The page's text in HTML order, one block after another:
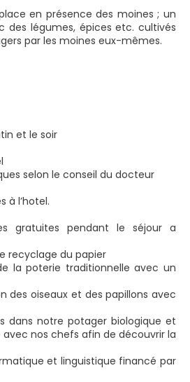
en présence des moines ; un
des légumes, épices etc. cultivés
par les moines eux-mêmes.
et le soir
selon le conseil du docteur
à l’hotel.
gratuites pendant le séjour a
recyclage du papier
la poterie traditionnelle avec un
des oiseaux et des papillons avec
dans notre potager biologique et
nos chefs afin de découvrir la
et linguistique financé par